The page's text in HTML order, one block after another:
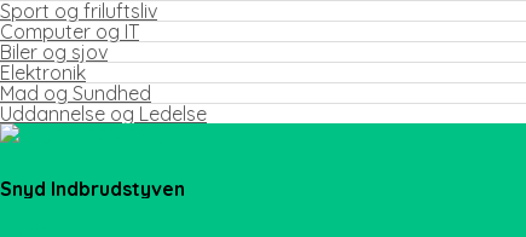
Sport og friluftsliv
Computer og IT
Biler og sjov
Elektronik
Mad og Sundhed
Uddannelse og Ledelse
Snyd Indbrudstyven